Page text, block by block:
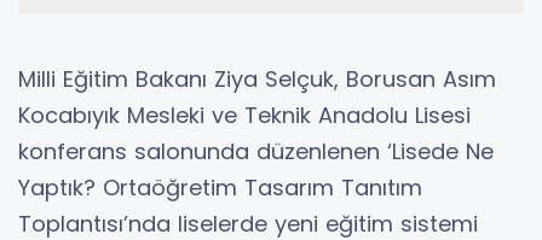
Milli Eğitim Bakanı Ziya Selçuk, Borusan Asım
Kocabıyık Mesleki ve Teknik Anadolu Lisesi
konferans salonunda düzenlenen ‘Lisede Ne
Yaptık? Ortaöğretim Tasarım Tanıtım
Toplantısı’nda liselerde yeni eğitim sistemi